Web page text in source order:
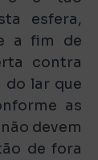
esfera,
a fim de
contra
do lar que
as
devem
de fora